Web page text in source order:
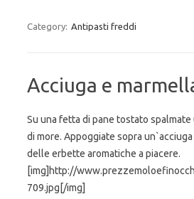
Category: Antipasti freddi
Acciuga e
Su una fetta di pane tostato spalmate
di more. Appoggiate sopra
delle erbette aromatiche a piacere.
[img]http://
709.jpg[/img]